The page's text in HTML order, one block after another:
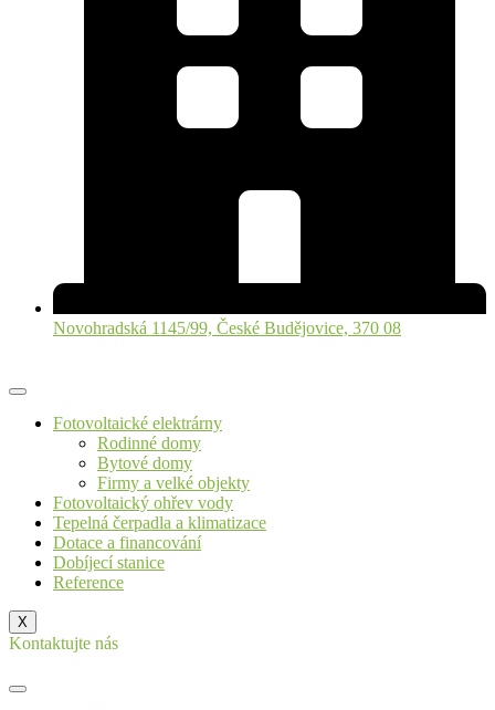
Novohradská 1145/99, České Budějovice, 370 08
Fotovoltaické elektrárny
Rodinné domy
Bytové domy
Firmy a velké objekty
Fotovoltaický ohřev vody
Tepelná čerpadla a klimatizace
Dotace a financování
Dobíjecí stanice
Reference
X
Kontaktujte nás